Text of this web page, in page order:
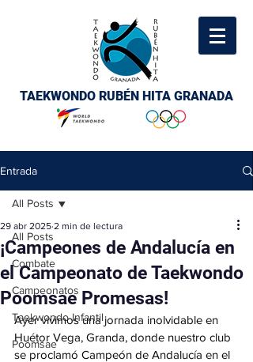
TAEKWONDO RUBÉN HITA GRANADA
Entrada
All Posts
Combate
Campeonatos
Taekwondo Infantil
Poomsae
All Posts
¡Campeones de Andalucía en
el Campeonato de Taekwondo
Poomsae Promesas!
29 abr 2025 2 min de lectura
Ayer vivimos una jornada inolvidable en
Huétor Vega, Granda, donde nuestro club
se proclamó Campeón de Andalucía en el